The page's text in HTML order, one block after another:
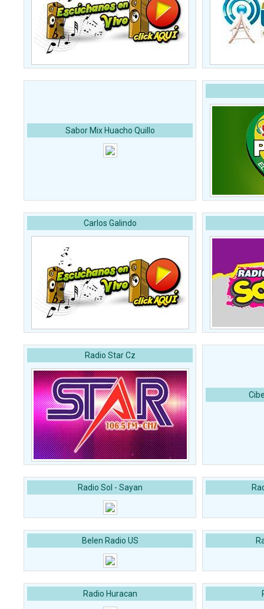
Sabor Mix Huacho Quillo
Carlos Galindo
Radio Star Cz
Radio Sol - Sayan
Belen Radio US
Radio Huracan